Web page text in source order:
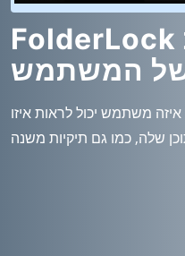
FolderLock משולב לבקרת
המשתמש
משתמש יכול לראות איזו